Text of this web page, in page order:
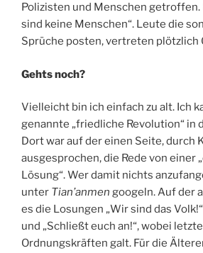
Polizisten und Menschen getroffen.
sind keine Menschen“. Leute die
Sprüche posten, vertreten plötzlich
Gehts noch?
Vielleicht bin ich einfach zu alt. Ich
genannte „friedliche Revolution“ in
Dort war auf der einen Seite, durch
ausgesprochen, die Rede von einer
Lösung“. Wer damit nichts
unter Tian’anmen googeln. Auf der
es die Losungen „Wir sind das
und „Schließt euch an!“, wobei
Ordnungskräften galt. Für die